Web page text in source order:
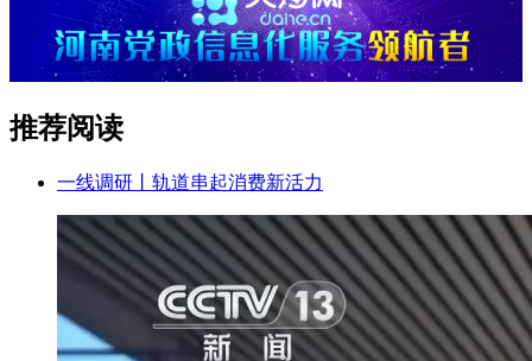
推荐阅读
一线调研丨轨道串起消费新活力